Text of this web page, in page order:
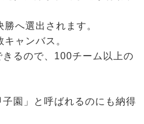
へ選出されます。
ャンバス。
るので、100チーム以上の
園」と呼ばれるのにも納得